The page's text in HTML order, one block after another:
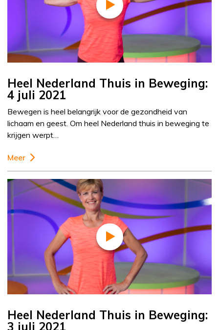
Heel Nederland Thuis in Beweging:
4 juli 2021
Bewegen is heel belangrijk voor de gezondheid van
lichaam en geest. Om heel Nederland thuis in beweging te
krijgen werpt…
Meer
Heel Nederland Thuis in Beweging:
3 juli 2021